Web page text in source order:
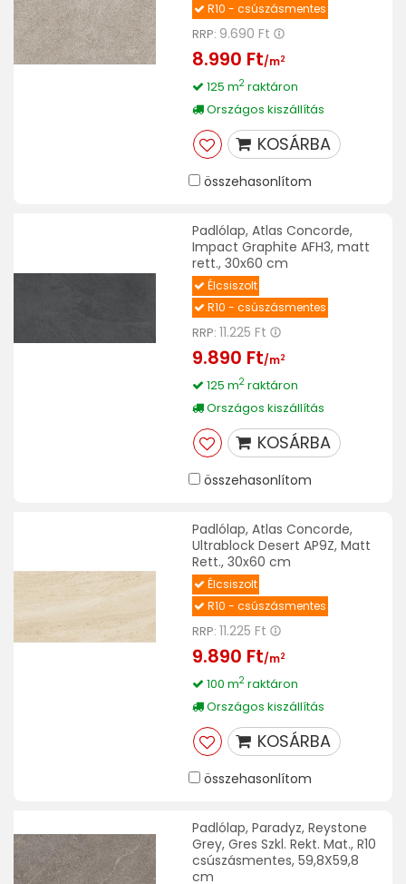
R10 - csúszásmentes
RRP: 9.690 Ft
8.990 Ft/m2
125 m2raktáron
Országos kiszállítás
KOSÁRBA
összehasonlítom
Padlólap, Atlas Concorde,
Impact Graphite AFH3, matt
rett., 30x60 cm
Élcsiszolt
R10 - csúszásmentes
RRP: 11.225 Ft
9.890 Ft/m2
125 m2raktáron
Országos kiszállítás
KOSÁRBA
összehasonlítom
Padlólap, Atlas Concorde,
Ultrablock Desert AP9Z, Matt
Rett., 30x60 cm
Élcsiszolt
R10 - csúszásmentes
RRP: 11.225 Ft
9.890 Ft/m2
100 m2raktáron
Országos kiszállítás
KOSÁRBA
összehasonlítom
Padlólap, Paradyz, Reystone
Grey, Gres Szkl. Rekt. Mat., R10
csúszásmentes, 59,8X59,8
cm